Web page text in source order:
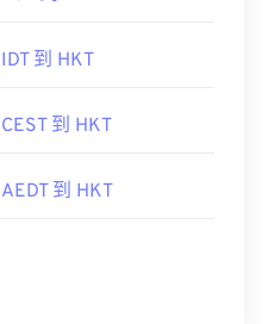
IDT 到 HKT
CEST 到 HKT
AEDT 到 HKT